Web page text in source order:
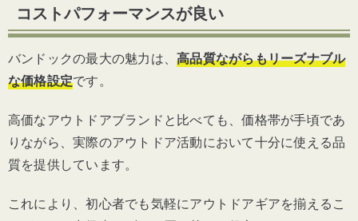
コストパフォーマンスが良い
バンドックの最大の魅力は、高品質ながらもリーズナブル
な価格設定です。
高価なアウトドアブランドと比べても、価格帯が手頃であ
りながら、実際のアウトドア活動において十分に使える品
質を提供しています。
これにより、初心者でも気軽にアウトドアギアを揃えるこ